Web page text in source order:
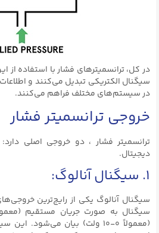
در کل، ترانسمیترهای فشار با استفاده از
سیگنال الکتریکی تبدیل می‌کنند و
در سیستم‌های مختلف فراهم می‌کنند.
خروجی ترانسمیتر فشار
ترانسمیتر فشار ، دو خروجی اصلی
دیجیتال.
۱. سیگنال آنالوگ:
سیگنال آنالوگ یکی از رایج‌ترین
(معمولاً ۰-۱۰ ولت) بیان